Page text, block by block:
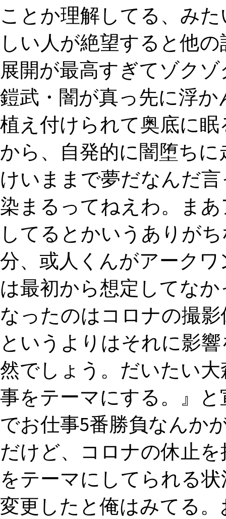
ことか理解してる、み
しい人が絶望すると他
展開が最高すぎてゾク
鎧武・闇が真っ先に浮
植え付けられて奥底に
から、自発的に闇堕ち
けいままで夢だなんだ
染まるってねえわ。ま
してるとかいうありが
分、或人くんがアーク
は最初から想定してな
なったのはコロナの撮
というよりはそれに影
然でしょう。だいたい
事をテーマにする。』
でお仕事5番勝負なんか
だけど、コロナの休止
をテーマにしてられる
変更したと俺はみてる